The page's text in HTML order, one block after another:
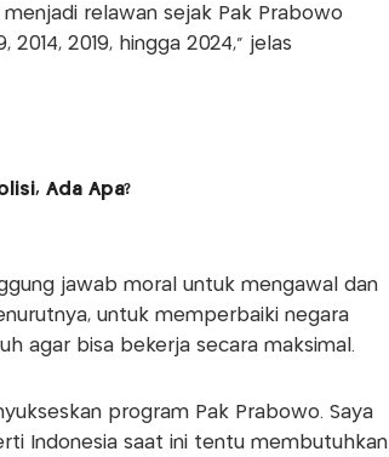
relawan sejak Pak Prabowo
2019, hingga 2024," jelas
Ada Apa?
jawab moral untuk mengawal dan
untuk memperbaiki negara
agar bisa bekerja secara maksimal.
program Pak Prabowo. Saya
Indonesia saat ini tentu membutuhkan